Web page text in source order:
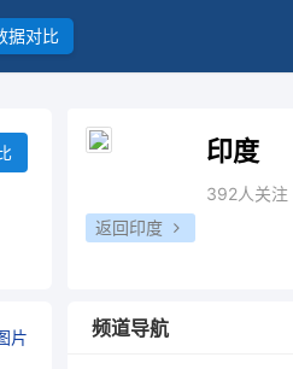
据对比
片
印度
392人关注
返回印度
频道导航